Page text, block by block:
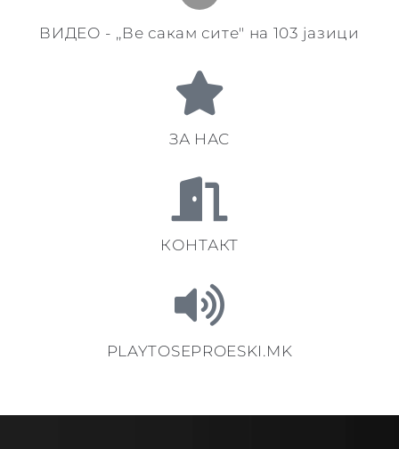
ВИДЕО - ,,Ве сакам сите" на 103 јазици
ЗА НАС
КОНТАКТ
PLAYTOSEPROESKI.MK